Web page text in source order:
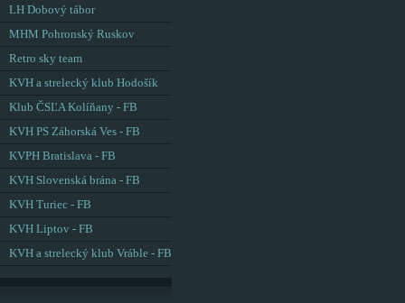
LH Dobový tábor
MHM Pohronský Ruskov
Retro sky team
KVH a strelecký klub Hodošík
Klub ČSĽA Kolíňany - FB
KVH PS Záhorská Ves - FB
KVPH Bratislava - FB
KVH Slovenská brána - FB
KVH Turiec - FB
KVH Liptov - FB
KVH a strelecký klub Vráble - FB